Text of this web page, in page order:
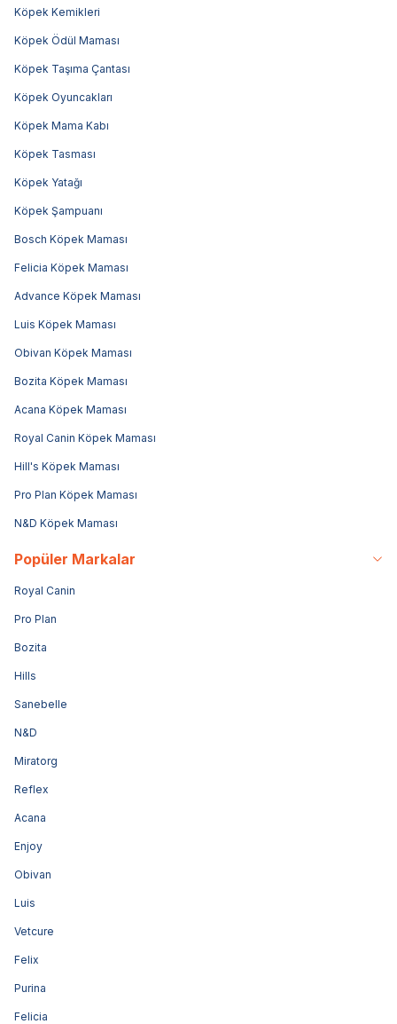
Köpek Kemikleri
Köpek Ödül Maması
Köpek Taşıma Çantası
Köpek Oyuncakları
Köpek Mama Kabı
Köpek Tasması
Köpek Yatağı
Köpek Şampuanı
Bosch Köpek Maması
Felicia Köpek Maması
Advance Köpek Maması
Luis Köpek Maması
Obivan Köpek Maması
Bozita Köpek Maması
Acana Köpek Maması
Royal Canin Köpek Maması
Hill's Köpek Maması
Pro Plan Köpek Maması
N&D Köpek Maması
Popüler Markalar
Royal Canin
Pro Plan
Bozita
Hills
Sanebelle
N&D
Miratorg
Reflex
Acana
Enjoy
Obivan
Luis
Vetcure
Felix
Purina
Felicia